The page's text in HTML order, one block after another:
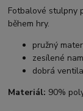
Fotbalové stulpny
během hry.
pružný
zesílené
dobrá
Materiál: 90%